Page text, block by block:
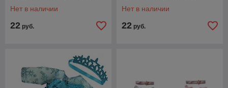
Нет в наличии
22 руб.
Нет в наличии
22 руб.